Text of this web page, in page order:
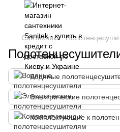
Сантехника
Водяные
Электрические
Комплектующие к